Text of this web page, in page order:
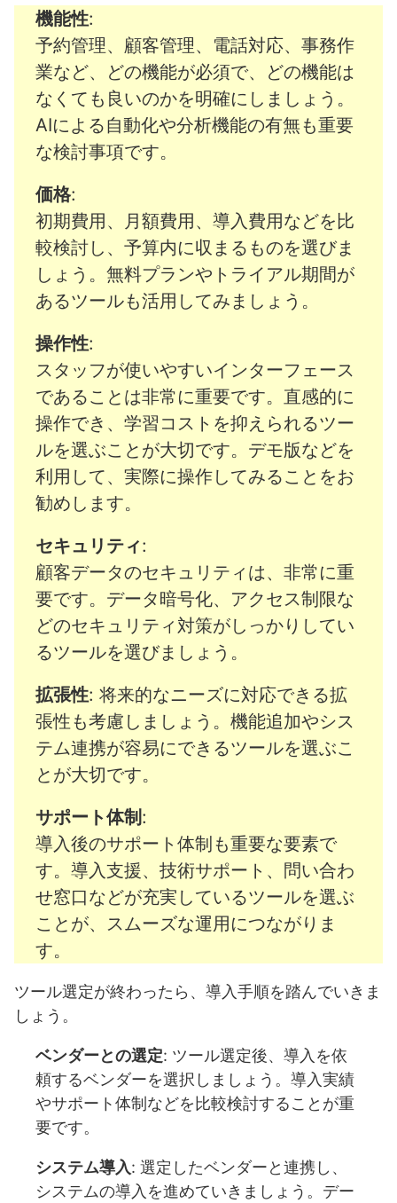
機能性:
予約管理、顧客管理、電話対応、事務作
業など、どの機能が必須で、どの機能は
なくても良いのかを明確にしましょう。
AIによる自動化や分析機能の有無も重要
な検討事項です。
価格:
初期費用、月額費用、導入費用などを比
較検討し、予算内に収まるものを選びま
しょう。無料プランやトライアル期間が
あるツールも活用してみましょう。
操作性:
スタッフが使いやすいインターフェース
であることは非常に重要です。直感的に
操作でき、学習コストを抑えられるツー
ルを選ぶことが大切です。デモ版などを
利用して、実際に操作してみることをお
勧めします。
セキュリティ:
顧客データのセキュリティは、非常に重
要です。データ暗号化、アクセス制限な
どのセキュリティ対策がしっかりしてい
るツールを選びましょう。
拡張性: 将来的なニーズに対応できる拡
張性も考慮しましょう。機能追加やシス
テム連携が容易にできるツールを選ぶこ
とが大切です。
サポート体制:
導入後のサポート体制も重要な要素で
す。導入支援、技術サポート、問い合わ
せ窓口などが充実しているツールを選ぶ
ことが、スムーズな運用につながりま
す。
ツール選定が終わったら、導入手順を踏んでいきま
しょう。
ベンダーとの選定: ツール選定後、導入を依
頼するベンダーを選択しましょう。導入実績
やサポート体制などを比較検討することが重
要です。
システム導入: 選定したベンダーと連携し、
システムの導入を進めていきましょう。デー